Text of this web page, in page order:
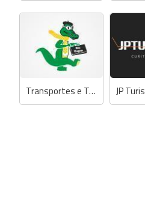
Transportes e Turismo Manfredi